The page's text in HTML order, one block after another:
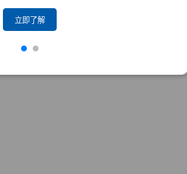
立即了解